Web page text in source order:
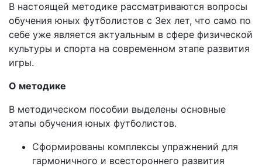
В настоящей методике рассматриваются вопросы
обучения юных футболистов с 3ех лет, что само по
себе уже является актуальным в сфере физической
культуры и спорта на современном этапе развития
игры.
О методике
В методическом пособии выделены основные
этапы обучения юных футболистов.
Сформированы комплексы упражнений для
гармоничного и всестороннего развития